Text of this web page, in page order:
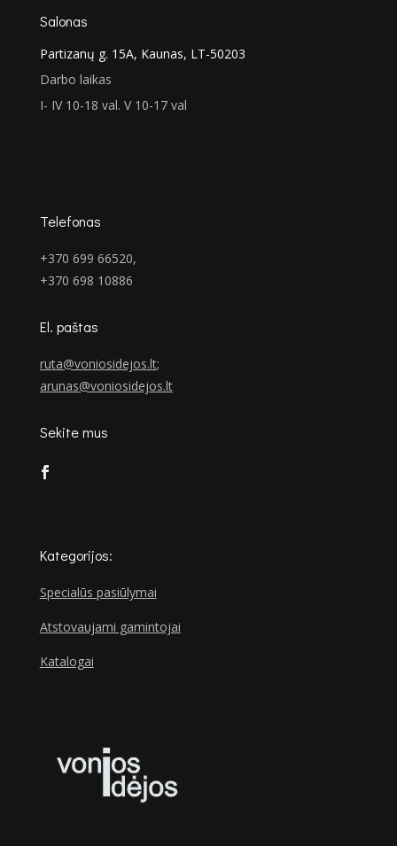
Salonas
Partizanų g. 15A, Kaunas, LT-50203
Darbo laikas
I- IV 10-18 val. V 10-17 val
Telefonas
+370 699 66520,
+370 698 10886
El. paštas
ruta@voniosidejos.lt;
arunas@voniosidejos.lt
Sekite mus
Kategorijos:
Specialūs pasiūlymai
Atstovaujami gamintojai
Katalogai